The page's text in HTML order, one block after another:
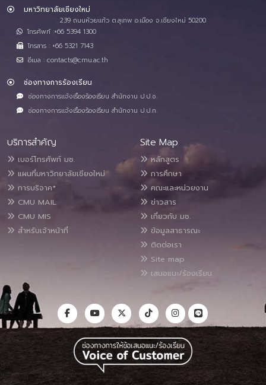
มหาวิทยาลัยเชียงใหม่
239 ถนนห้วยแก้ว ต.สุเทพ อ.เมือง จ.เชียงใหม่ 50200
โทรศัพท์ :+66 5394 1300
โทรสาร : +66 5321 7143
อีเมล : contacts@cmu.ac.th
ช่องทางการร้องเรียน
ช่องทางการแจ้งเรื่องร้องเรียน สำนักงาน ป.ป.ช.
ช่องทางการแจ้งเรื่องร้องเรียน สำนักงาน ป.ป.ท.
บริการสำคัญ
เบอร์โทรศัพท์ มช.
แผนที่มหาวิทยาลัยเชียงใหม่
การบริจาค*
CMU MAIL
CMU MIS
สำหรับเจ้าหน้าที่
Site Map
หลักสูตร
การศึกษา
คณะและหน่วยงาน
ข่าวสาร
เกี่ยวกับ มช.
ข้อมูลสาธารณะ
ติดต่อเรา
Site map
เสนอแนะ/ร้องเรียน